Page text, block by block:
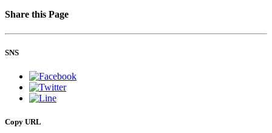
Share this Page
SNS
Copy URL